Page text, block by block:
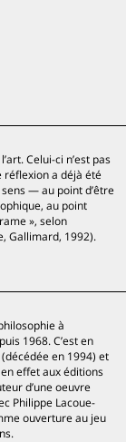
Celui-ci n’est pas
a déjà été
— au point d’être
au point
», selon
Gallimard, 1992).
à
1968. C’est en
en 1994) et
effet aux éditions
d’une oeuvre
Philippe Lacoue-
ouverture au jeu